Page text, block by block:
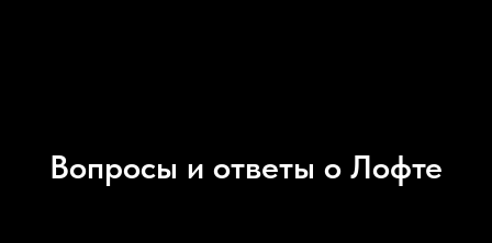
Вопросы и ответы о Лофте